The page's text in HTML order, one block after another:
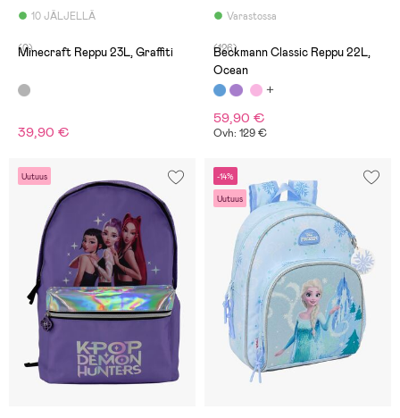
10 JÄLJELLÄ
(0)
Minecraft Reppu 23L, Graffiti
39,90 €
Varastossa
(126)
Beckmann Classic Reppu 22L,
Ocean
59,90 €
Ovh: 129 €
Uutuus -14%
Uutuus